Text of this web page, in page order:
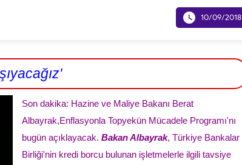
 10/09/2018
Son dakika: Hazine ve Maliye Bakanı Berat
Albayrak,Enflasyonla Topyekün Mücadele Programı'nı
bugün açıklayacak. Bakan Albayrak, Türkiye Bankalar
Birliği'nin kredi borcu bulunan işletmelerle ilgili tavsiye